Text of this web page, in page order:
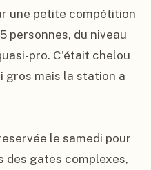
une petite compétition
personnes, du niveau
pro. C'était chelou
gros mais la station a
le samedi pour
des gates complexes,